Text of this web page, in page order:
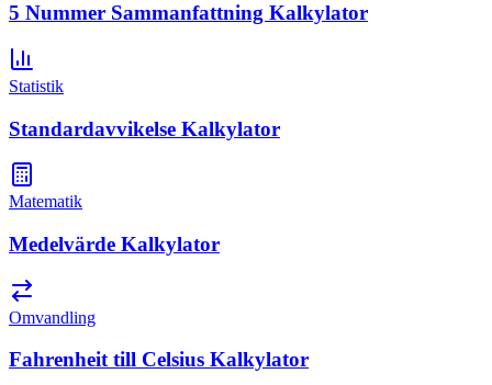
5 Nummer Sammanfattning Kalkylator
Statistik
Standardavvikelse Kalkylator
Matematik
Medelvärde Kalkylator
Omvandling
Fahrenheit till Celsius Kalkylator